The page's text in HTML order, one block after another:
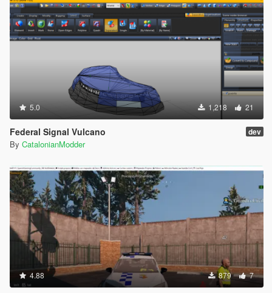
5.0 1,218 21
Federal Signal Vulcano dev
By CatalonianModder
4.88 879 7